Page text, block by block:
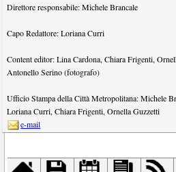
Direttore responsabile:Michele Brancale
Capo Redattore:Loriana Curri
Content editor:Lina Cardona,Chiara Frigenti,
Antonello Serino (fotografo)
Ufficio Stampa della Città Metropolitana:Michele
Loriana Curri,Chiara Frigenti,Ornella Guzzetti
e-mail